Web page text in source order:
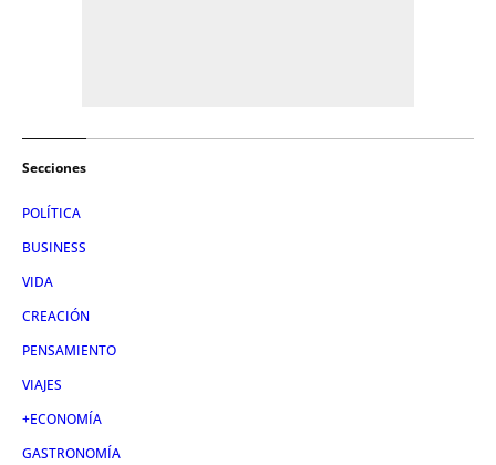
Secciones
POLÍTICA
BUSINESS
VIDA
CREACIÓN
PENSAMIENTO
VIAJES
+ECONOMÍA
GASTRONOMÍA